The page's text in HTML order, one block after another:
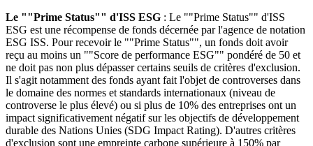
Le ""Prime Status"" d'ISS ESG : Le ""Prime Status"" d'ISS
ESG est une récompense de fonds décernée par l'agence de notation
ESG ISS. Pour recevoir le ""Prime Status"", un fonds doit avoir
reçu au moins un ""Score de performance ESG"" pondéré de 50 et
ne doit pas non plus dépasser certains seuils de critères d'exclusion.
Il s'agit notamment des fonds ayant fait l'objet de controverses dans
le domaine des normes et standards internationaux (niveau de
controverse le plus élevé) ou si plus de 10% des entreprises ont un
impact significativement négatif sur les objectifs de développement
durable des Nations Unies (SDG Impact Rating). D'autres critères
d'exclusion sont une empreinte carbone supérieure à 150% par